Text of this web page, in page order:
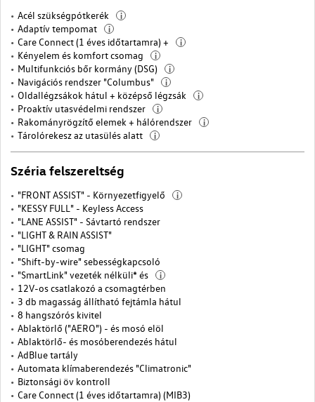
Acél szükségpótkerék i
Adaptív tempomat i
Care Connect (1 éves időtartamra) + i
Kényelem és komfort csomag i
Multifunkciós bőr kormány (DSG) i
Navigációs rendszer "Columbus" i
Oldallégzsákok hátul + középső légzsák i
Proaktív utasvédelmi rendszer i
Rakományrögzítő elemek + hálórendszer i
Tárolórekesz az utasülés alatt i
Széria felszereltség
"FRONT ASSIST" - Környezetfigyelő i
"KESSY FULL" - Keyless Access
"LANE ASSIST" - Sávtartó rendszer
"LIGHT & RAIN ASSIST"
"LIGHT" csomag
"Shift-by-wire" sebességkapcsoló
"SmartLink" vezeték nélküli* és
i
12V-os csatlakozó a csomagtérben
3 db magasság állítható fejtámla hátul
8 hangszórós kivitel
Ablaktörlő ("AERO") - és mosó elöl
Ablaktörlő- és mosóberendezés hátul
AdBlue tartály
Automata klímaberendezés "Climatronic"
Biztonsági öv kontroll
Care Connect (1 éves időtartamra) (MIB3)